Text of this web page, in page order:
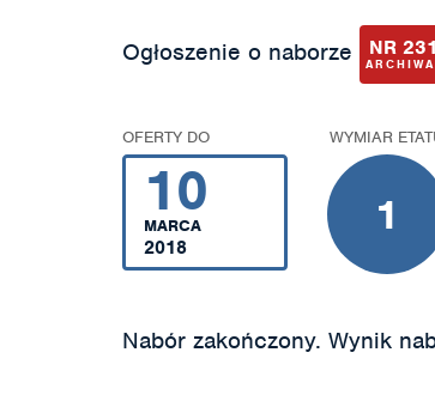
Ogłoszenie o naborze NR
OFERTY DO
10
MARCA
2018
WYMIAR
1
Nabór zakończony. Wynik